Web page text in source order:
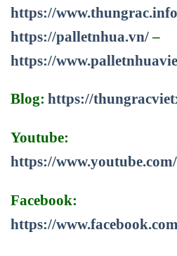
https://
https://palletnhua.vn/–
https://
Blog: https://
Youtube:
https://
Facebook:
https://